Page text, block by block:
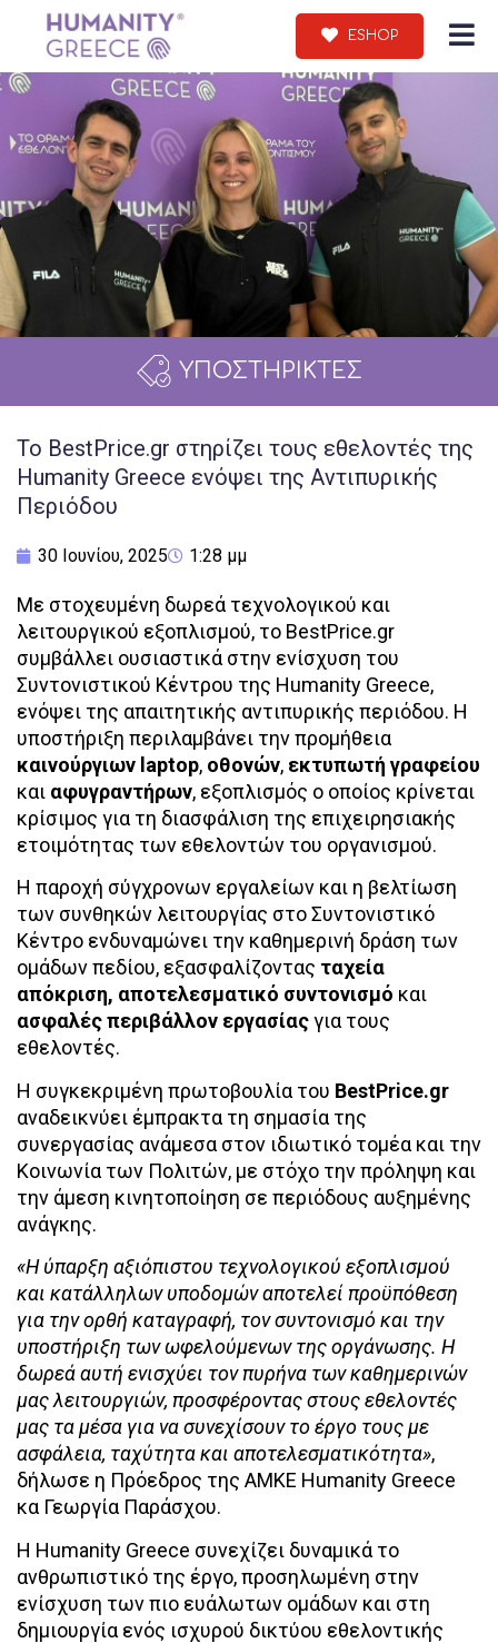
ESHOP
ΥΠΟΣΤΗΡΙΚΤΕΣ
Το BestPrice.gr στηρίζει τους εθελοντές της
Humanity Greece ενόψει της Αντιπυρικής
Περιόδου
30 Ιουνίου, 2025 1:28 μμ
Με στοχευμένη δωρεά τεχνολογικού και
λειτουργικού εξοπλισμού, το BestPrice.gr
συμβάλλει ουσιαστικά στην ενίσχυση του
Συντονιστικού Κέντρου της Humanity Greece,
ενόψει της απαιτητικής αντιπυρικής περιόδου. Η
υποστήριξη περιλαμβάνει την προμήθεια
καινούργιων laptop, οθονών, εκτυπωτή γραφείου
και αφυγραντήρων, εξοπλισμός ο οποίος κρίνεται
κρίσιμος για τη διασφάλιση της επιχειρησιακής
ετοιμότητας των εθελοντών του οργανισμού.
Η παροχή σύγχρονων εργαλείων και η βελτίωση
των συνθηκών λειτουργίας στο Συντονιστικό
Κέντρο ενδυναμώνει την καθημερινή δράση των
ομάδων πεδίου, εξασφαλίζοντας ταχεία
απόκριση, αποτελεσματικό συντονισμό και
ασφαλές περιβάλλον εργασίαςγια τους
εθελοντές.
Η συγκεκριμένη πρωτοβουλία του BestPrice.gr
αναδεικνύει έμπρακτα τη σημασία της
συνεργασίας ανάμεσα στον ιδιωτικό τομέα και την
Κοινωνία των Πολιτών, με στόχο την πρόληψη και
την άμεση κινητοποίηση σε περιόδους αυξημένης
ανάγκης.
«Η ύπαρξη αξιόπιστου τεχνολογικού εξοπλισμού
και κατάλληλων υποδομών αποτελεί προϋπόθεση
για την ορθή καταγραφή, τον συντονισμό και την
υποστήριξη των ωφελούμενων της οργάνωσης. Η
δωρεά αυτή ενισχύει τον πυρήνα των καθημερινών
μας λειτουργιών, προσφέροντας στους εθελοντές
μας τα μέσα για να συνεχίσουν το έργο τους με
ασφάλεια, ταχύτητα και αποτελεσματικότητα»,
δήλωσε η Πρόεδρος της ΑΜΚΕ Humanity Greece
κα Γεωργία Παράσχου.
Η Humanity Greece συνεχίζει δυναμικά το
ανθρωπιστικό της έργο, προσηλωμένη στην
ενίσχυση των πιο ευάλωτων ομάδων και στη
δημιουργία ενός ισχυρού δικτύου εθελοντικής